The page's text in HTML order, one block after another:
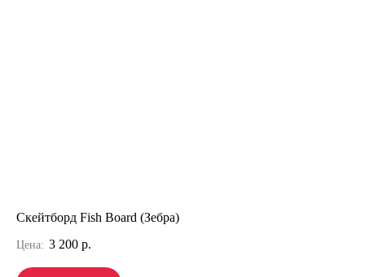
Скейтборд Fish Board (Зебра)
Цена: 3 200 р.